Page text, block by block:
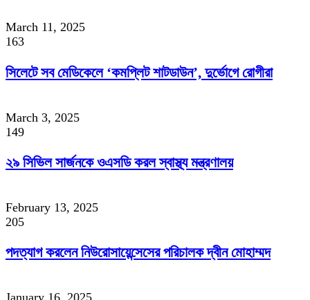
March 11, 2025
163
সিলেটে সব মেডিকেলে ‘কমপ্লিট শাটডাউন’, দুর্ভোগে রোগীরা
March 3, 2025
149
২৯ সিভিল সার্জনকে ওএসডি করল স্বাস্থ্য মন্ত্রণালয়
February 13, 2025
205
পদত্যাগ করলেন নিউরোসায়েন্সেসের পরিচালক দ্বীন মোহাম্মদ
January 16, 2025